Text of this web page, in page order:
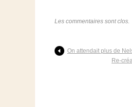
Les commentaires sont clos.
On attendait plus de
Re-